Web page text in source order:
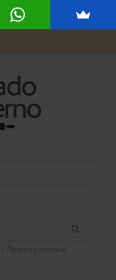
Flores de carnaval